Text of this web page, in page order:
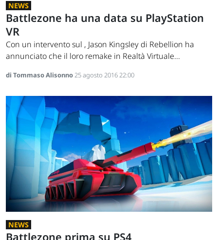
NEWS
Battlezone ha una data su PlayStation
VR
Con un intervento sul , Jason Kingsley di Rebellion ha
annunciato che il loro remake in Realtà Virtuale...
di Tommaso Alisonno25 agosto 2016 22:00
NEWS
Battlezone prima su PS4